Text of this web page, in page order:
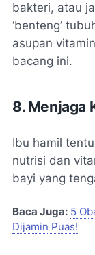
bakteri, atau
‘benteng’
asupan
bacang ini.
8. Menjaga
Ibu hamil
nutrisi dan
bayi yang
Baca Juga: 5
Dijamin Puas!